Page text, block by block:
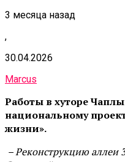
3 месяца назад
,
30.04.2026
Marcus
Работы в хуторе
национальному
жизни».
– Реконструкцию аллеи